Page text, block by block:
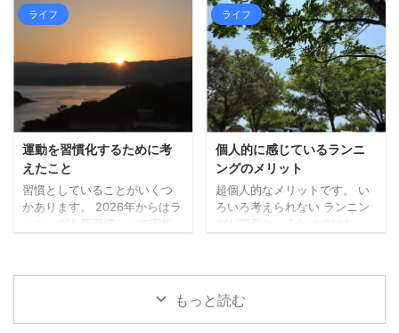
に行ってきました。 （行こう
と思った日が閉庁日だったり
で、行けずにおりまし
た。。）。 私は免許更新前に
マイナ免許証の2枚持ちに切り
替えていましたので、2枚持ち
→2枚持ちの更新手続きです。
今回の受付時にも、免許を3つ
から選ぶことや、私の場合、
次も2枚持ちにするかなど、事
時間前に待機する場所で（10
人ずつ受付）、係の方から
「次の免許証をマイナ免許 ...
りますが、どっちが楽しいか
（宇宙兄弟より）など、自分
の心が動く方でいいのかもし
れません。 どちらかではな
く、できるならどっちも た
だ、できること・モノであれ
ば、どちらかではなく、どち
らもやってみるのがいいなと
考えています。 あれもこれも
何でも、というのとは違いま
すが、どちらも試してみない
とわからないこともあります
し、両方が大切なこともあっ
ライフ
運動を習慣化するために考
えたこと
習慣としていることがいくつ
かあります。 2026年からはラ
ンニングも新習慣として実施
中で、運動の習慣化は特に難
ことなど書いてみます。 小さ
ライフ
個人的に感じているランニ
ングのメリット
超個人的なメリットです。 い
ろいろ考えられない ランニン
グが得意というわけではない
考えないというわけではあり
ませんが、あれやこれやとい
ろんなことを考えるような時
間にはなりません。いまのと
もっと読む